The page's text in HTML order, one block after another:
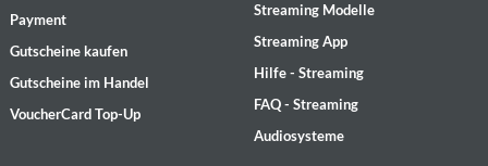
Payment
Gutscheine kaufen
Gutscheine im Handel
VoucherCard Top-Up
Streaming Modelle
Streaming App
Hilfe - Streaming
FAQ - Streaming
Audiosysteme